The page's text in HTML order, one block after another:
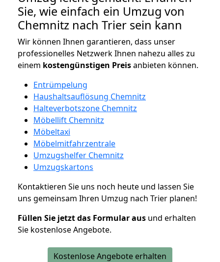
Sie, wie einfach ein Umzug von
Chemnitz nach Trier sein kann
Wir können Ihnen garantieren, dass unser
professionelles Netzwerk Ihnen nahezu alles zu
einem kostengünstigen Preisanbieten können.
Entrümpelung
Haushaltsauflösung Chemnitz
Halteverbotszone Chemnitz
Möbellift Chemnitz
Möbeltaxi
Möbelmitfahrzentrale
Umzugshelfer Chemnitz
Umzugskartons
Kontaktieren Sie uns noch heute und lassen Sie
uns gemeinsam Ihren Umzug nach Trier planen!
Füllen Sie jetzt das Formular aus und erhalten
Sie kostenlose Angebote.
Kostenlose Angebote erhalten